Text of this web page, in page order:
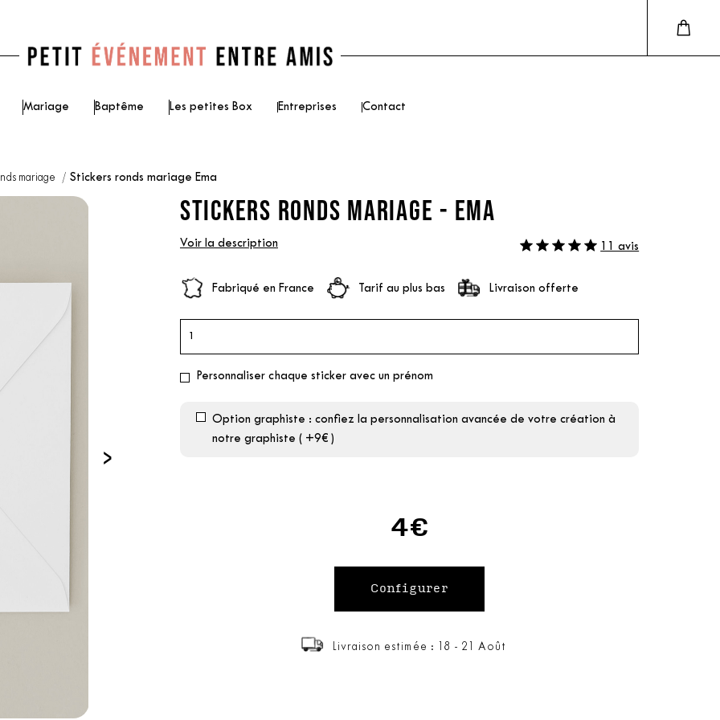
Mariage Baptême Les petites Box Entreprises Contact
mariage Stickers ronds mariage Ema
›
STICKERS RONDS MARIAGE - EMA
Voir la description 11 avis
Fabriqué en France Tarif au plus bas Livraison offerte
Personnaliser chaque sticker avec un prénom
Option graphiste : confiez la personnalisation avancée de votre création à
notre graphiste ( +9€ )
4€
Livraison estimée : 18 - 21 Août